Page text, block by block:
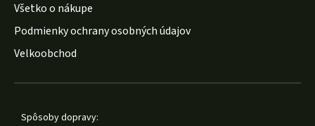
Všetko o nákupe
Podmienky ochrany osobných údajov
Velkoobchod
Spôsoby dopravy: